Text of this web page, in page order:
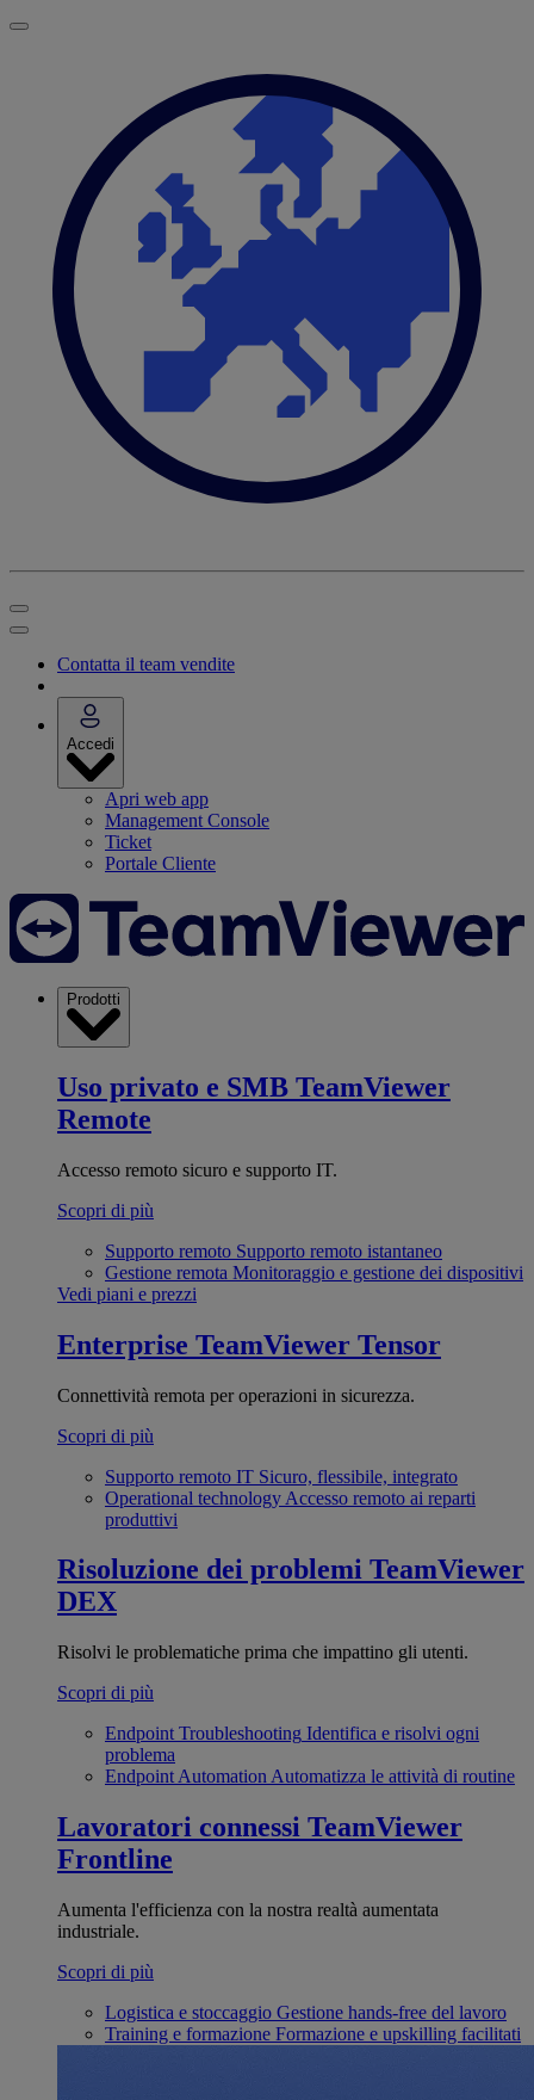
Contatta il team vendite
Accedi
Apri web app
Management Console
Ticket
Portale Cliente
Prodotti
Uso privato e SMB TeamViewer
Remote
Accesso remoto sicuro e supporto IT.
Scopri di più
Supporto remoto Supporto remoto istantaneo
Gestione remota Monitoraggio e gestione dei dispositivi
Vedi piani e prezzi
Enterprise TeamViewer Tensor
Connettività remota per operazioni in sicurezza.
Scopri di più
Supporto remoto IT Sicuro, flessibile, integrato
Operational technology Accesso remoto ai reparti
produttivi
Risoluzione dei problemi TeamViewer
DEX
Risolvi le problematiche prima che impattino gli utenti.
Scopri di più
Endpoint Troubleshooting Identifica e risolvi ogni
problema
Endpoint Automation Automatizza le attività di routine
Lavoratori connessi TeamViewer
Frontline
Aumenta l'efficienza con la nostra realtà aumentata
industriale.
Scopri di più
Logistica e stoccaggio Gestione hands-free del lavoro
Training e formazione Formazione e upskilling facilitati